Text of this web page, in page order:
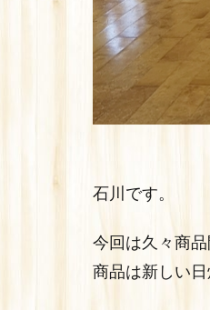
石川です。
今回は久々商品
商品は新しい日